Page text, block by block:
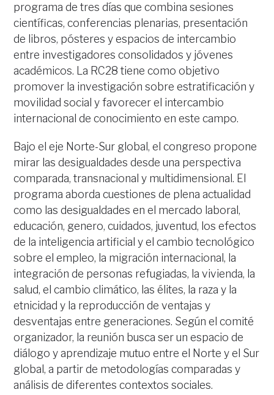
programa de tres días que combina sesiones
científicas, conferencias plenarias, presentación
de libros, pósteres y espacios de intercambio
entre investigadores consolidados y jóvenes
académicos. La RC28 tiene como objetivo
promover la investigación sobre estratificación y
movilidad social y favorecer el intercambio
internacional de conocimiento en este campo.
Bajo el eje Norte-Sur global, el congreso propone
mirar las desigualdades desde una perspectiva
comparada, transnacional y multidimensional. El
programa aborda cuestiones de plena actualidad
como las desigualdades en el mercado laboral,
educación, genero, cuidados, juventud, los efectos
de la inteligencia artificial y el cambio tecnológico
sobre el empleo, la migración internacional, la
integración de personas refugiadas, la vivienda, la
salud, el cambio climático, las élites, la raza y la
etnicidad y la reproducción de ventajas y
desventajas entre generaciones. Según el comité
organizador, la reunión busca ser un espacio de
diálogo y aprendizaje mutuo entre el Norte y el Sur
global, a partir de metodologías comparadas y
análisis de diferentes contextos sociales.